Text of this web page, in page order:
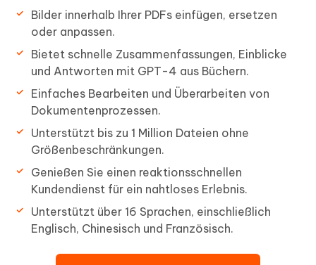
Bilder innerhalb Ihrer PDFs einfügen, ersetzen
oder anpassen.
Bietet schnelle Zusammenfassungen, Einblicke
und Antworten mit GPT-4 aus Büchern.
Einfaches Bearbeiten und Überarbeiten von
Dokumentenprozessen.
Unterstützt bis zu 1 Million Dateien ohne
Größenbeschränkungen.
Genießen Sie einen reaktionsschnellen
Kundendienst für ein nahtloses Erlebnis.
Unterstützt über 16 Sprachen, einschließlich
Englisch, Chinesisch und Französisch.